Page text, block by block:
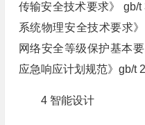
传输安全技术要求》 gb/
系统物理安全技术要求
网络安全等级保护基本
应急响应计划规范》gb/t
4 智能设计